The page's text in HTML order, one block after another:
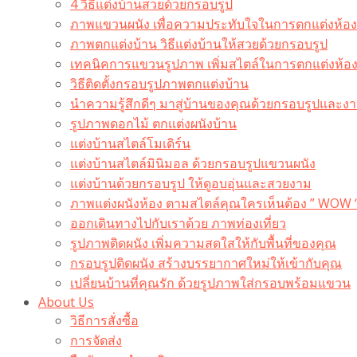
4 วิธีแต่งบ้านสวยด้วยกรอบรูป
ภาพแขวนผนัง เพื่อความประทับใจในการตกแต่งห้อง
ภาพตกแต่งบ้าน วิธีแต่งบ้านให้สวยด้วยกรอบรูป
เทคนิคการแขวนรูปภาพ เพิ่มสไตล์ในการตกแต่งห้อง
วิธีติดตั้งกรอบรูปภาพตกแต่งบ้าน
นำความรู้สึกดีๆ มาสู่บ้านของคุณด้วยกรอบรูปและง
รูปภาพดอกไม้ ตกแต่งผนังบ้าน
แต่งบ้านสไตล์โมเดิร์น
แต่งบ้านสไตล์มินิมอล ด้วยกรอบรูปแขวนผนัง
แต่งบ้านด้วยกรอบรูป ให้ดูอบอุ่นและสวยงาม
ภาพแต่งผนังห้อง ตามสไตล์คุณใครเห็นต้อง ” WOW
ออกเดินทางไปกับเราด้วย ภาพท่องเที่ยว
รูปภาพติดผนัง เพิ่มความสดใสให้กับพื้นที่ของคุณ
กรอบรูปติดผนัง สร้างบรรยากาศใหม่ให้เข้ากับคุณ
เปลี่ยนบ้านที่คุณรัก ด้วยรูปภาพใส่กรอบพร้อมแขวน​
About Us
วิธีการสั่งซื้อ
การจัดส่ง